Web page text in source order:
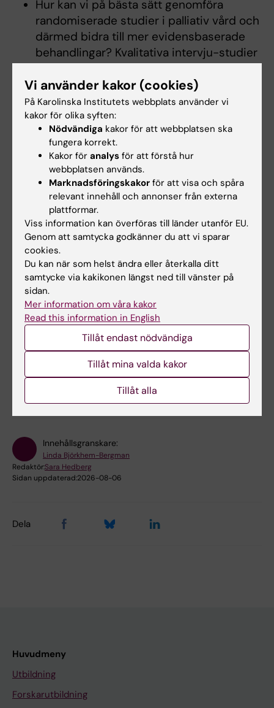
Hur kan vi på bästa sätt genomföra
randomiserade studier i palliativ vård och
därmed bidra till mer evidensbaserade
behandlingar? Kvalitativa intervju-studier
vårdpersonal.
Forskningsstöd
ALF Projekt-medel
Cancerfonden
CIMED
Vetenskapsrådet
Forskningsområden:
Cancer och onkologi
Farmakologi och toxikologi
Palliativ medicin och palliativ vård
Forskningsämnen:
Innehållsgranskare:
Linda Björkhem-Bergman
Redaktör:Sara Hedberg
Sidan uppdaterad:2026-08-06
Dela
Huvudmeny
Utbildning
Forskarutbildning
Vi använder kakor (cookies)
På Karolinska Institutets webbplats använder vi
kakor för olika syften:
Nödvändiga kakor för att webbplatsen ska
fungera korrekt.
Kakor för analys för att förstå hur
webbplatsen används.
Marknadsföringskakor för att visa och spåra
relevant innehåll och annonser från externa
plattformar.
Viss information kan överföras till länder utanför EU.
Genom att samtycka godkänner du att vi sparar
cookies.
Du kan när som helst ändra eller återkalla ditt
samtycke via kakikonen längst ned till vänster på
sidan.
Mer information om våra kakor
Read this information in English
Tillåt endast nödvändiga
Tillåt mina valda kakor
Tillåt alla